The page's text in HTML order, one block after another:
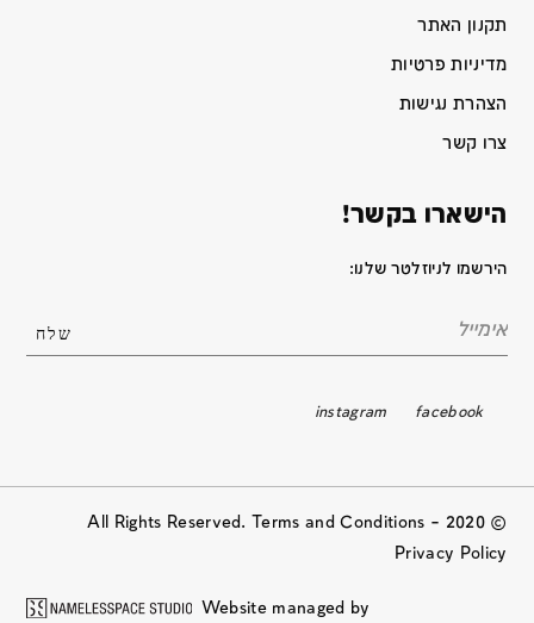
תקנון האתר
מדיניות פרטיות
הצהרת נגישות
צרו קשר
הישארו בקשר!
הירשמו לניוזלטר שלנו:
facebook
instagram
© 2020 All Rights Reserved. Terms and Conditions –
Privacy Policy
Website managed by